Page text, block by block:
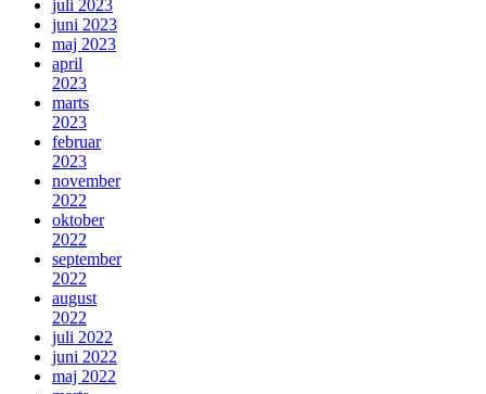
juli 2023
juni 2023
maj 2023
april
2023
marts
2023
februar
2023
november
2022
oktober
2022
september
2022
august
2022
juli 2022
juni 2022
maj 2022